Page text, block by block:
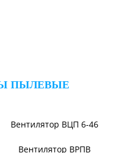
Вентилятор ВЦКИ1-